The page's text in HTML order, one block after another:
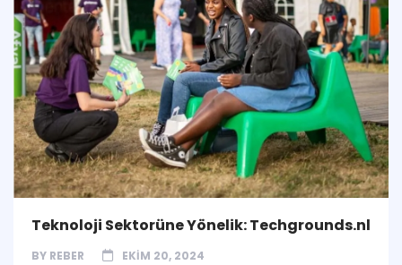
Teknoloji Sektorüne Yönelik: Techgrounds.nl
BY REBER EKIM 20, 2024